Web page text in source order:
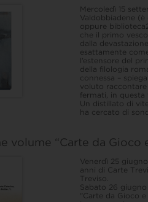
Mercoledì 15
Valdobbiadene
oppure
che il primo
dalla
esattamente
l’estensore del
della filologia
connessa –
voluto
fermati, in questa
Un distillato di
ha cercato di
volume “Carte da Gioco
Venerdì 25
anni di Carte
Treviso.
Sabato 26
"Carte da Gioco